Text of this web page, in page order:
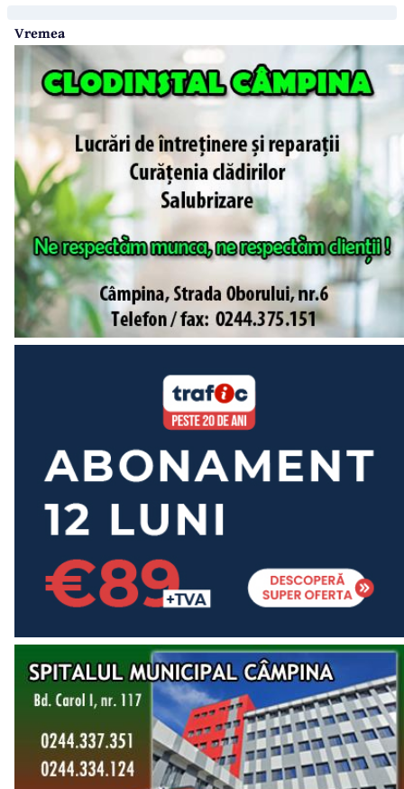
Vremea